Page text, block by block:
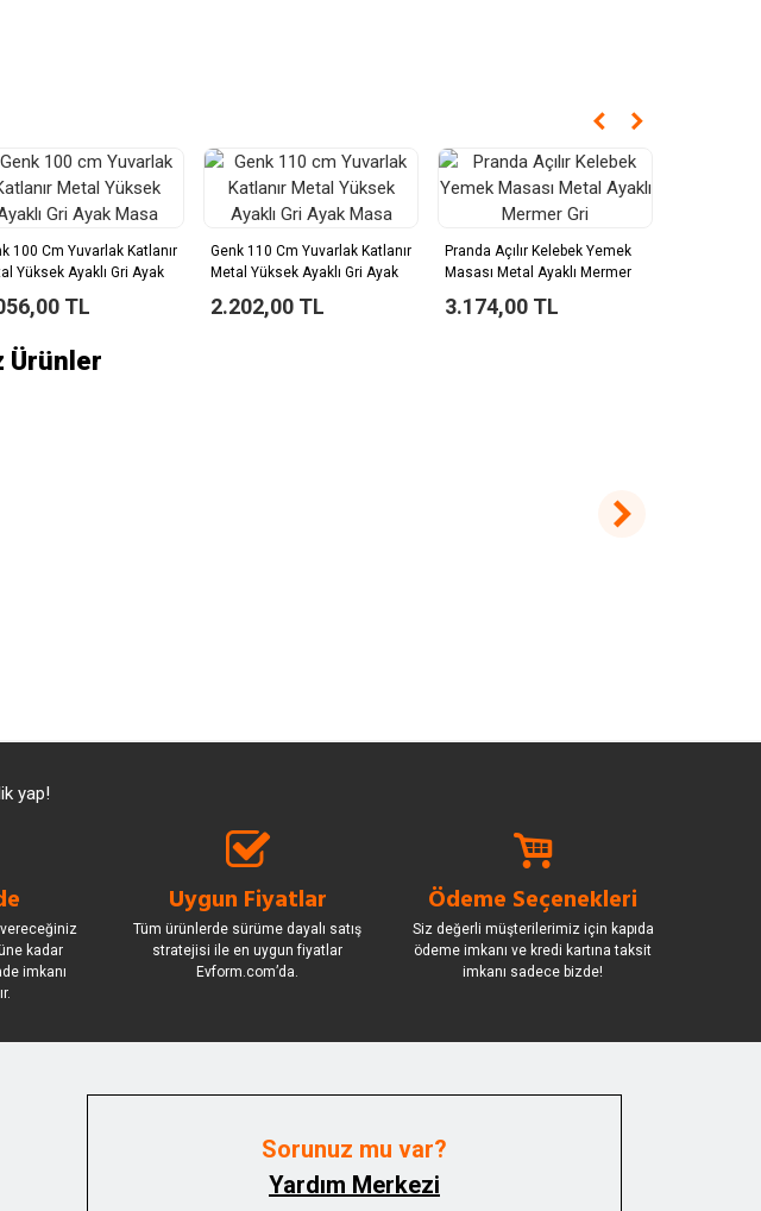
100 Cm Yuvarlak Katlanır
Yüksek Ayaklı Gri Ayak
TL
Genk 110 Cm Yuvarlak Katlanır
Metal Yüksek Ayaklı Gri Ayak
2.202,00 TL
Pranda Açılır Kelebek Yemek
Masası Metal Ayaklı Mermer
3.174,00 TL
Ürünler
kadar
imkanı
Uygun Fiyatlar
Tüm ürünlerde sürüme dayalı satış
stratejisi ile en uygun fiyatlar
Evform.com’da.
Ödeme Seçenekleri
Siz değerli müşterilerimiz için kapıda
ödeme imkanı ve kredi kartına taksit
imkanı sadece bizde!
Sorunuz mu var?
Yardım Merkezi